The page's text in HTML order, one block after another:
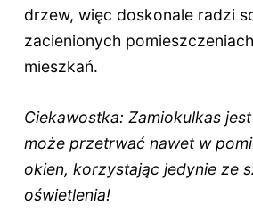
drzew, więc doskonale radzi
zacienionych
mieszkań.
Ciekawostka: Zamiokulkas
może przetrwać nawet w
okien, korzystając jedynie ze
oświetlenia!